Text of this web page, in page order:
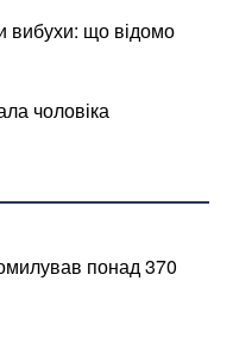
вибухи: що відомо
чоловіка
понад 370